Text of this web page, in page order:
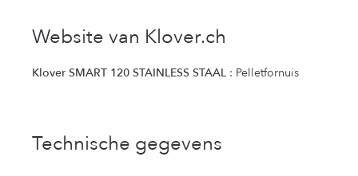
Website van Klover.ch
Klover SMART 120 STAINLESS STAAL : Pelletfornuis
Technische gegevens